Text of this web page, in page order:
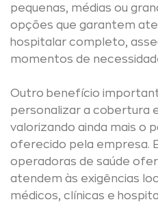
pequenas, médias ou
opções que garantem
hospitalar completo,
momentos de
Outro benefício
personalizar a cobertura
valorizando ainda mais o
oferecido pela empresa.
operadoras de saúde
atendem às exigências
médicos, clínicas e